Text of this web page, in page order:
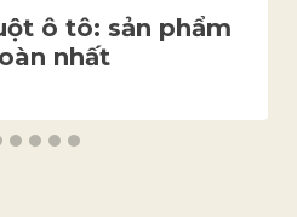
ô tô: sản phẩm
nhất